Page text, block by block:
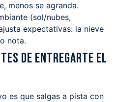
menos se agranda.
(sol/nubes,
expectativas: la nieve
nota.
de entregarte el
es que salgas a pista con